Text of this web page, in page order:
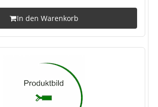
In den Warenkorb